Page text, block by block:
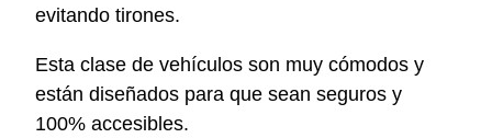
evitando tirones.
Esta clase de vehículos son muy cómodos y
están diseñados para que sean seguros y
100% accesibles.